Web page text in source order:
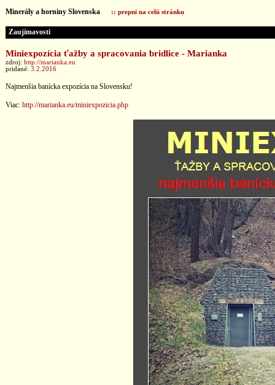
Minerály a horniny Slovenska :: prepni na celú stránku
Zaujímavosti
Miniexpozícia ťažby a spracovania bridlice - Marianka
zdroj: http://marianka.eu
pridané: 3.2.2016
Najmenšia banícka expozícia na Slovensku!
Viac: http://marianka.eu/miniexpozicia.php